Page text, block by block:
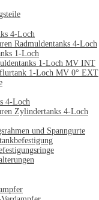
4-Loch
Radmuldentanks 4-Loch
1-Loch
1-Loch MV INT
1-Loch MV 0° EXT
4-Loch
Zylindertanks 4-Loch
und Spanngurte